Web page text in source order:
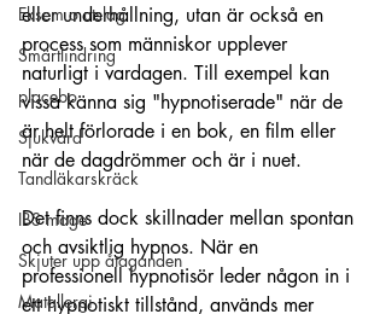
Eksem o utslag
Smärtlindring
placebo
Sjukvård
Tandläkarskräck
IBS mage
Skjuter upp åtaganden
Matallergi
eller underhållning, utan är också en
process som människor upplever
naturligt i vardagen. Till exempel kan
vissa känna sig "hypnotiserade" när de
är helt förlorade i en bok, en film eller
när de dagdrömmer och är i nuet.
Det finns dock skillnader mellan spontan
och avsiktlig hypnos. När en
professionell hypnotisör leder någon in i
ett hypnotiskt tillstånd, används mer